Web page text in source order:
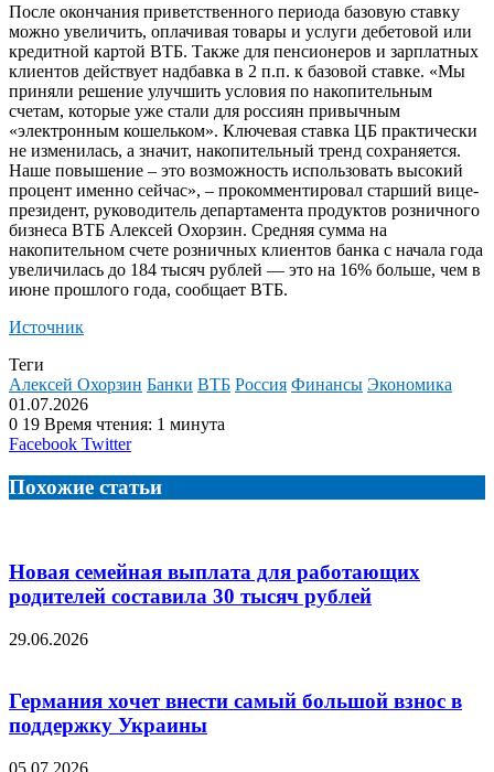
После окончания приветственного периода базовую ставку
можно увеличить, оплачивая товары и услуги дебетовой или
кредитной картой ВТБ. Также для пенсионеров и зарплатных
клиентов действует надбавка в 2 п.п. к базовой ставке. «Мы
приняли решение улучшить условия по накопительным
счетам, которые уже стали для россиян привычным
«электронным кошельком». Ключевая ставка ЦБ практически
не изменилась, а значит, накопительный тренд сохраняется.
Наше повышение – это возможность использовать высокий
процент именно сейчас», – прокомментировал старший вице-
президент, руководитель департамента продуктов розничного
бизнеса ВТБ Алексей Охорзин. Средняя сумма на
накопительном счете розничных клиентов банка с начала года
увеличилась до 184 тысяч рублей — это на 16% больше, чем в
июне прошлого года, сообщает ВТБ.
Источник
Теги
Алексей Охорзин Банки ВТБ Россия Финансы Экономика
01.07.2026
0 19 Время чтения: 1 минута
Facebook TwitterLinkedIn
Tumblr
Reddit
Вконтакте
Одноклассники
Skype
Messenger
Messenger
WhatsApp
Telegram
Viber
Line
Поделиться
электронную
почту
Похожие статьи
Новая семейная выплата для работающих
родителей составила 30 тысяч рублей
29.06.2026
Германия хочет внести самый большой взнос в
поддержку Украины